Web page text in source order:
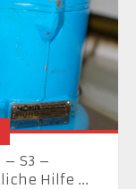
– S3 –
Hilfe ...